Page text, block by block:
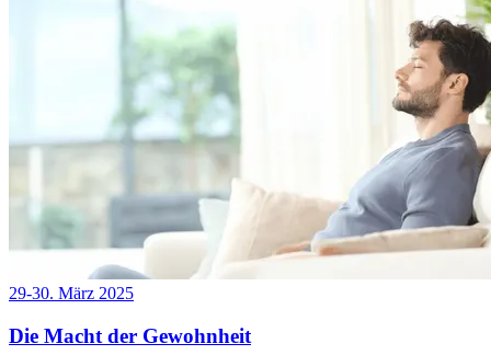
29-30. März 2025
Die Macht der Gewohnheit